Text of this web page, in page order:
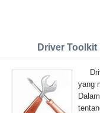
Driver
yang